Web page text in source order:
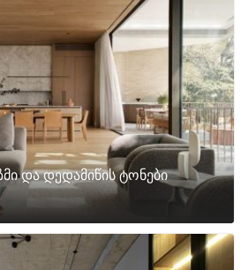
და დედამიწის ტონები